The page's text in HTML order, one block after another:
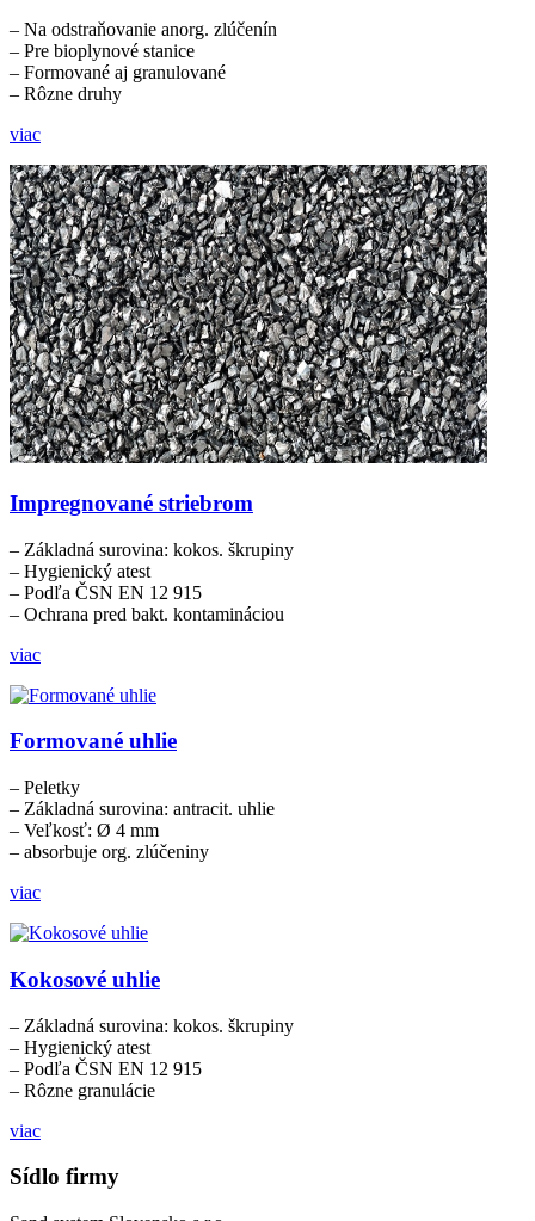
– Na odstraňovanie anorg. zlúčenín
– Pre bioplynové stanice
– Formované aj granulované
– Rôzne druhy
viac
Impregnované striebrom
– Základná surovina: kokos. škrupiny
– Hygienický atest
– Podľa ČSN EN 12 915
– Ochrana pred bakt. kontamináciou
viac
Formované uhlie
– Peletky
– Základná surovina: antracit. uhlie
– Veľkosť: Ø 4 mm
– absorbuje org. zlúčeniny
viac
Kokosové uhlie
– Základná surovina: kokos. škrupiny
– Hygienický atest
– Podľa ČSN EN 12 915
– Rôzne granulácie
viac
Sídlo firmy